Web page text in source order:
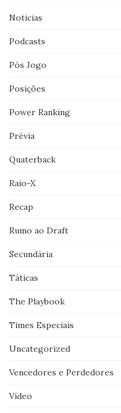
Noticias
Podcasts
Pós Jogo
Posições
Power Ranking
Prévia
Quaterback
Raio-X
Recap
Rumo ao Draft
Secundária
Táticas
The Playbook
Times Especiais
Uncategorized
Vencedores e Perdedores
Vídeo